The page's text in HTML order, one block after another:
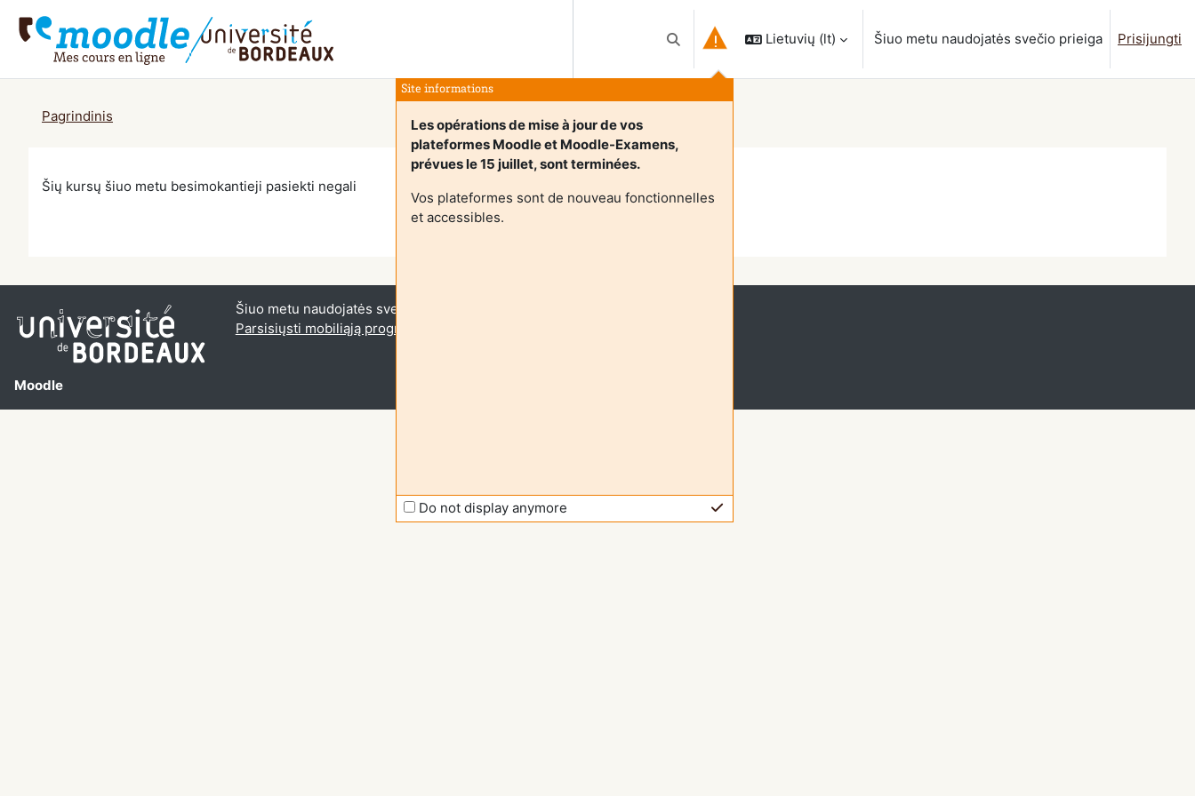
Perjungti paieškos įvestį
Site informations
Les opérations de mise à jour de vos
plateformes Moodle et Moodle-Examens,
prévues le 15 juillet, sont terminées.
Vos plateformes sont de nouveau fonctionnelles
et accessibles.
Do not display anymore
Lietuvių ‎(lt)‎ Šiuo metu naudojatės svečio prieiga Prisijungti
Pagrindinis
Šių kursų šiuo metu besimokantieji pasiekti negali
Moodle
Šiuo metu naudojatės svečio prieiga (
Parsisiųsti mobiliąją programėlę